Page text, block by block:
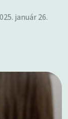
január 26.